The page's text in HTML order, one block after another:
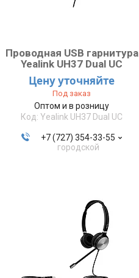
Проводная USB гарнитура
Yealink UH37 Dual UC
Цену уточняйте
Под заказ
Оптом и в розницу
Yealink UH37 Dual UC
+7 (727) 354-33-55
городской